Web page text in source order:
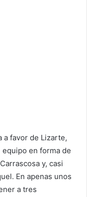
a favor de Lizarte,
en forma de
y, casi
En apenas unos
a tres